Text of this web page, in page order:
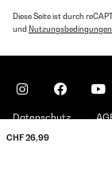
CHF 26,99
Diese Seite ist durch
und Nutzungsbedingungen
Datenschutz
Copyright © 2026